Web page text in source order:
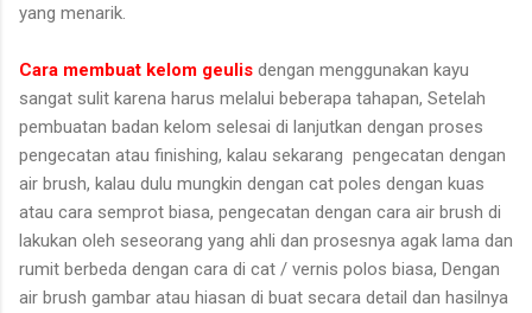
yang menarik.
Cara membuat kelom geulis dengan menggunakan kayu
sangat sulit karena harus melalui beberapa tahapan, Setelah
pembuatan badan kelom selesai di lanjutkan dengan proses
pengecatan atau finishing, kalau sekarang pengecatan dengan
air brush, kalau dulu mungkin dengan cat poles dengan kuas
atau cara semprot biasa, pengecatan dengan cara air brush di
lakukan oleh seseorang yang ahli dan prosesnya agak lama dan
rumit berbeda dengan cara di cat / vernis polos biasa, Dengan
air brush gambar atau hiasan di buat secara detail dan hasilnya